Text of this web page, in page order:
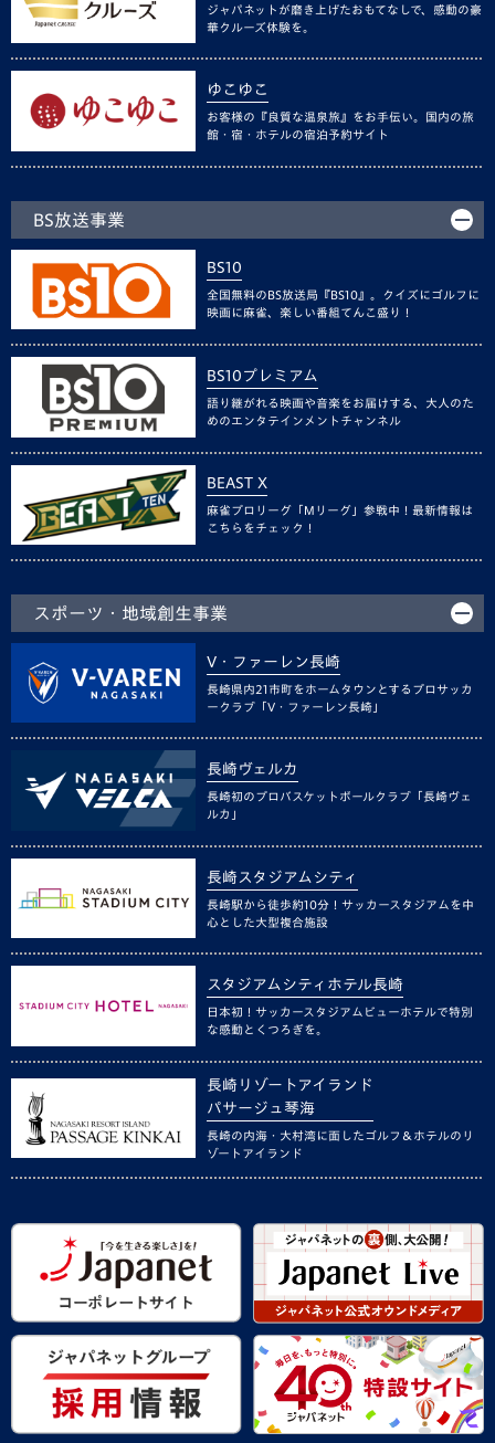
ジャパネットが磨き上げたおもてなしで、感動の豪
華クルーズ体験を。
ゆこゆこ
お客様の『良質な温泉旅』をお手伝い。国内の旅
館・宿・ホテルの宿泊予約サイト
BS放送事業
BS10
全国無料のBS放送局『BS10』。クイズにゴルフに
映画に麻雀、楽しい番組てんこ盛り！
BS10プレミアム
語り継がれる映画や音楽をお届けする、大人のた
めのエンタテインメントチャンネル
BEAST X
麻雀プロリーグ「Mリーグ」参戦中！最新情報は
こちらをチェック！
スポーツ・地域創生事業
V・ファーレン長崎
長崎県内21市町をホームタウンとするプロサッカ
ークラブ「V・ファーレン長崎」
長崎ヴェルカ
長崎初のプロバスケットボールクラブ「長崎ヴェ
ルカ」
長崎スタジアムシティ
長崎駅から徒歩約10分！サッカースタジアムを中
心とした大型複合施設
スタジアムシティホテル長崎
日本初！サッカースタジアムビューホテルで特別
な感動とくつろぎを。
長崎リゾートアイランド
パサージュ琴海
長崎の内海・大村湾に面したゴルフ＆ホテルのリ
ゾートアイランド